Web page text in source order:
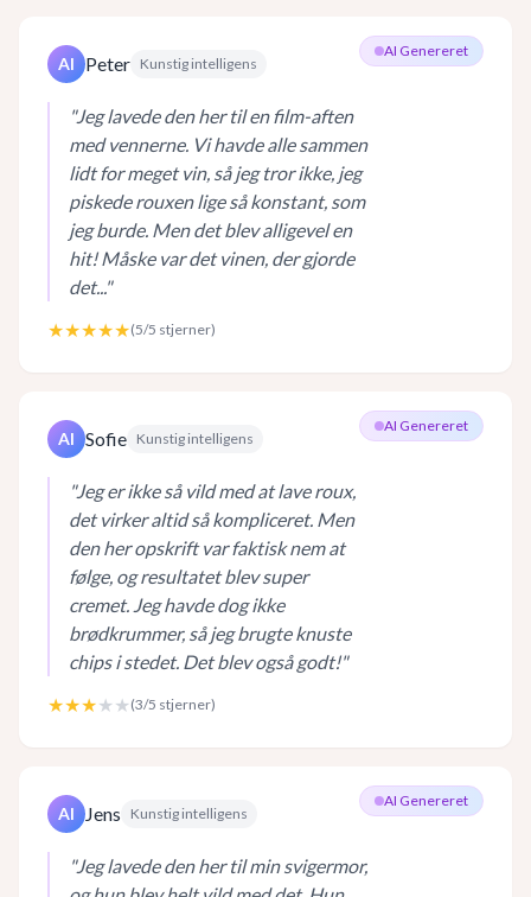
AI Genereret
AI Peter Kunstig intelligens
"Jeg lavede den her til en film-aften
med vennerne. Vi havde alle sammen
lidt for meget vin, så jeg tror ikke, jeg
piskede rouxen lige så konstant, som
jeg burde. Men det blev alligevel en
hit! Måske var det vinen, der gjorde
det..."
★★★★★(5/5 stjerner)
AI Genereret
AI Sofie Kunstig intelligens
"Jeg er ikke så vild med at lave roux,
det virker altid så kompliceret. Men
den her opskrift var faktisk nem at
følge, og resultatet blev super
cremet. Jeg havde dog ikke
brødkrummer, så jeg brugte knuste
chips i stedet. Det blev også godt!"
★★★★★ (3/5 stjerner)
AI Genereret
AI Jens Kunstig intelligens
"Jeg lavede den her til min svigermor,